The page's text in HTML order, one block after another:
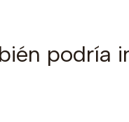
podría